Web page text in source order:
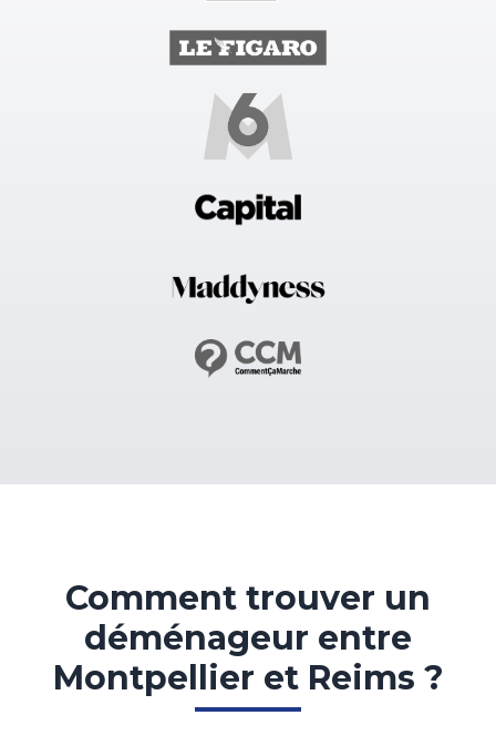
Comment trouver un
déménageur entre
Montpellier et Reims ?